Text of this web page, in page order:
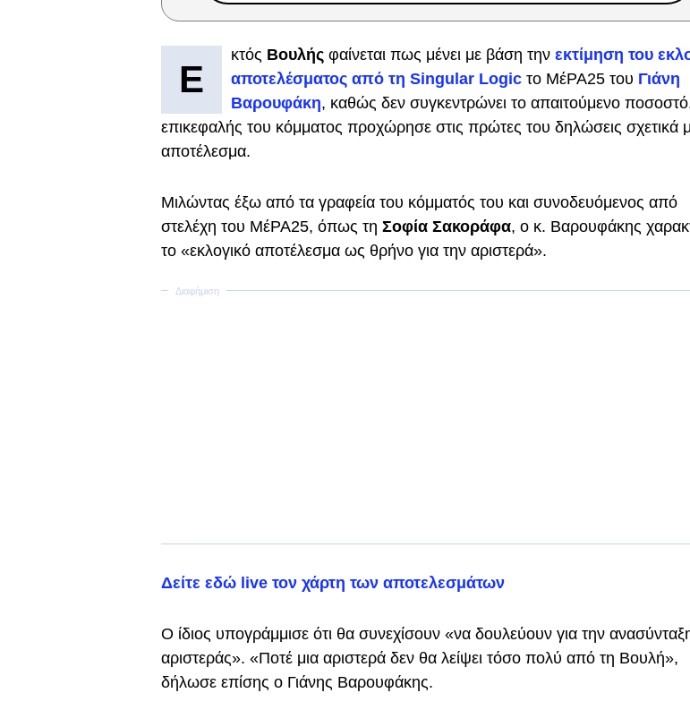
Ε
κτός Βουλήςφαίνεται πως μένει με βάση την εκτίμηση του
αποτελέσματος από τη Singular Logicτο ΜέΡΑ25 του Γιάνη
Βαρουφάκη, καθώς δεν συγκεντρώνει το απαιτούμενο
επικεφαλής του κόμματος προχώρησε στις πρώτες του δηλώσεις σχετικά
αποτέλεσμα.
Μιλώντας έξω από τα γραφεία του κόμματός του και συνοδευόμενος από
στελέχη του ΜέΡΑ25, όπως τη Σοφία Σακοράφα, ο κ. Βαρουφάκης
το «εκλογικό αποτέλεσμα ως θρήνο για την αριστερά».
Δείτε εδώ live τον χάρτη των αποτελεσμάτων
Ο ίδιος υπογράμμισε ότι θα συνεχίσουν «να δουλεύουν για την
αριστεράς». «Ποτέ μια αριστερά δεν θα λείψει τόσο πολύ από τη Βουλή»,
δήλωσε επίσης ο Γιάνης Βαρουφάκης.